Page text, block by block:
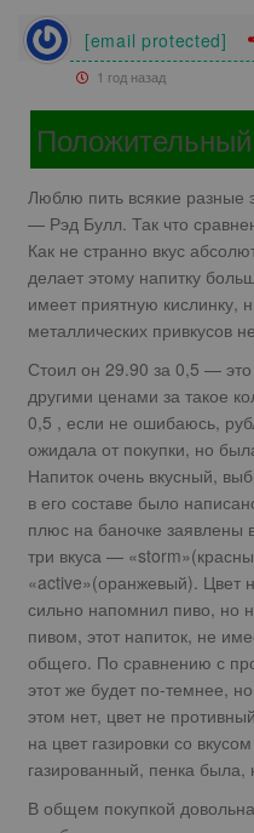
[email protected]
1 год назад
Люблю пить всякие разные
— Рэд Булл. Так что
Как не странно вкус
делает этому напитку
имеет приятную кислинку,
металлических привкусов
Стоил он 29.90 за 0,5 —
другими ценами за такое
0,5 , если не ошибаюсь,
ожидала от покупки, но
Напиток очень вкусный,
в его составе было
плюс на баночке заявлены
три вкуса —
«active»(оранжевый). Цвет
сильно напомнил пиво, но
пивом, этот напиток, не
общего. По сравнению с
этот же будет по-темнее,
этом нет, цвет не
на цвет газировки со
газированный, пенка была,
В общем покупкой